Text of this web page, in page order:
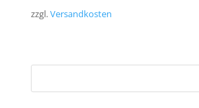
zzgl.Versandkosten